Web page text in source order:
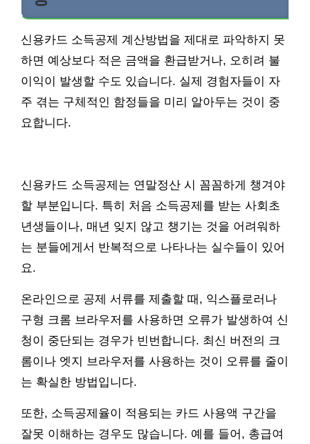
신용카드 소득공제 계산방법을 제대로 파악하지 못
하면 예상보다 적은 금액을 환급받거나, 오히려 불
이익이 발생할 수도 있습니다. 실제 경험자들이 자
주 겪는 구체적인 함정들을 미리 알아두는 것이 중
요합니다.
신용카드 소득공제는 연말정산 시 꼼꼼하게 챙겨야
할 부분입니다. 특히 처음 소득공제를 받는 사회초
년생들이나, 매년 잊지 않고 챙기는 것을 어려워하
는 분들에게서 반복적으로 나타나는 실수들이 있어
요.
온라인으로 공제 서류를 제출할 때, 익스플로러나
구형 크롬 브라우저를 사용하면 오류가 발생하여 신
청이 중단되는 경우가 빈번합니다. 최신 버전의 크
롬이나 엣지 브라우저를 사용하는 것이 오류를 줄이
는 확실한 방법입니다.
또한, 소득공제율이 적용되는 카드 사용액 구간을
잘못 이해하는 경우도 많습니다. 예를 들어, 총급여